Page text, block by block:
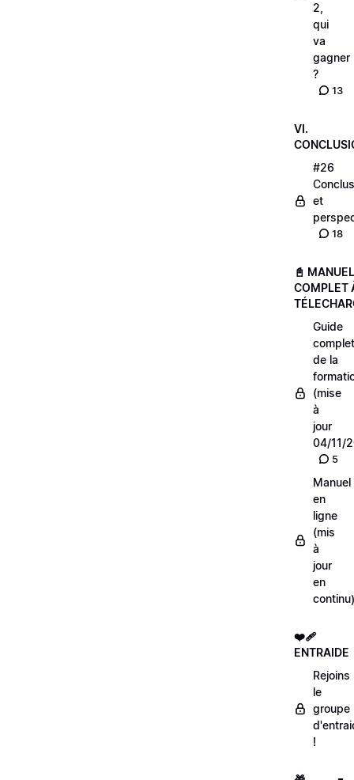
2,
qui
va
gagner
?
13
VI.
#26
et
18
📓 MANUEL
COMPLET
Guide
complet
de la
(mise
à
jour
04/11/
5
Manuel
en
ligne
(mis
à
jour
en
continu)
❤️‍🩹
ENTRAIDE
Rejoins
le
groupe
!